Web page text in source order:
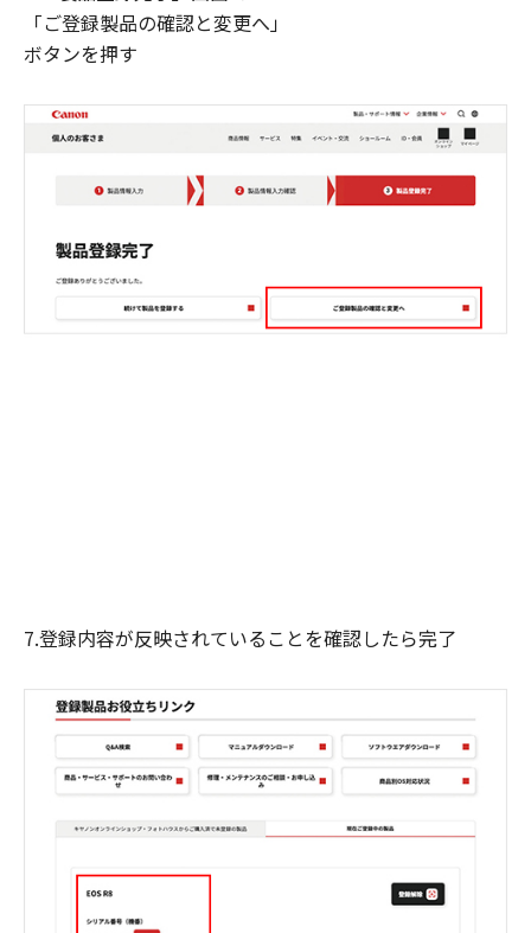
「ご登録製品の確認と変更へ」
ボタンを押す
7.登録内容が反映されていることを確認したら完了